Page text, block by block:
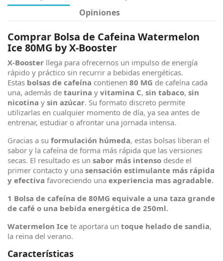
Opiniones
Comprar Bolsa de Cafeina Watermelon
Ice 80MG by X-Booster
X-Booster llega para ofrecernos un impulso de energía
rápido y práctico sin recurrir a bebidas energéticas.
Estas bolsas de cafeína contienen 80 MG de cafeína cada
una, además de taurina y vitamina C, sin tabaco, sin
nicotina y sin azúcar. Su formato discreto permite
utilizarlas en cualquier momento de día, ya sea antes de
entrenar, estudiar o afrontar una jornada intensa.
Gracias a su formulación húmeda, estas bolsas liberan el
sabor y la cafeína de forma más rápida que las versiones
secas. El resultado es un sabor más intenso desde el
primer contacto y una sensación estimulante más rápida
y efectiva favoreciendo una experiencia mas agradable.
1 Bolsa de cafeína de 80MG equivale a una taza grande
de café o una bebida energética de 250ml.
Watermelon Ice te aportara un toque helado de sandia,
la reina del verano.
Características